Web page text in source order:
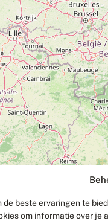
de beste ervaringen te
om informatie over je